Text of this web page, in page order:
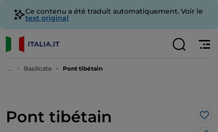
Ce contenu a été traduit automatiquement. Voir le
text original
... Basilicate Pont tibétain
Pont tibétain